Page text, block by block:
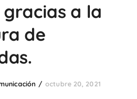
a la
de
octubre 20, 2021